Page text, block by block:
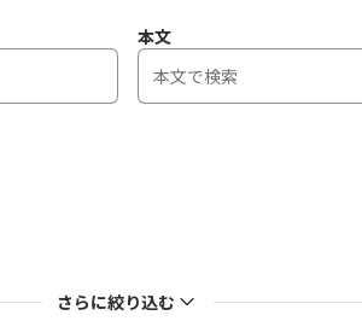
本文
さらに絞り込む